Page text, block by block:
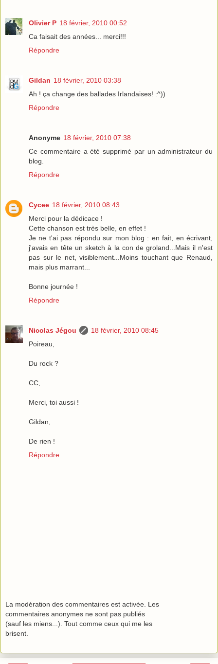
Olivier P 18 février, 2010 00:52
Ca faisait des années... merci!!!
Répondre
Gildan 18 février, 2010 03:38
Ah ! ça change des ballades Irlandaises! :^))
Répondre
Anonyme 18 février, 2010 07:38
Ce commentaire a été supprimé par un administrateur du
blog.
Répondre
Cycee 18 février, 2010 08:43
Merci pour la dédicace !
Cette chanson est très belle, en effet !
Je ne t'ai pas répondu sur mon blog : en fait, en écrivant,
j'avais en tête un sketch à la con de groland...Mais il n'est
pas sur le net, visiblement...Moins touchant que Renaud,
mais plus marrant...
Bonne journée !
Répondre
Nicolas Jégou
18 février, 2010 08:45
Poireau,
Du rock ?
CC,
Merci, toi aussi !
Gildan,
De rien !
Répondre
La modération des commentaires est activée. Les
commentaires anonymes ne sont pas publiés
(sauf les miens...). Tout comme ceux qui me les
brisent.